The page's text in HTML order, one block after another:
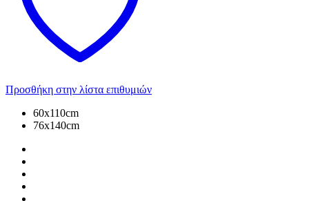
Προσθήκη στην λίστα επιθυμιών
60x110cm
76x140cm